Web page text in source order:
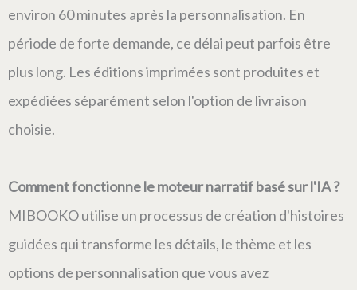
environ 60 minutes après la personnalisation. En
période de forte demande, ce délai peut parfois être
plus long. Les éditions imprimées sont produites et
expédiées séparément selon l'option de livraison
choisie.
Comment fonctionne le moteur narratif basé sur l'IA ?
MIBOOKO utilise un processus de création d'histoires
guidées qui transforme les détails, le thème et les
options de personnalisation que vous avez